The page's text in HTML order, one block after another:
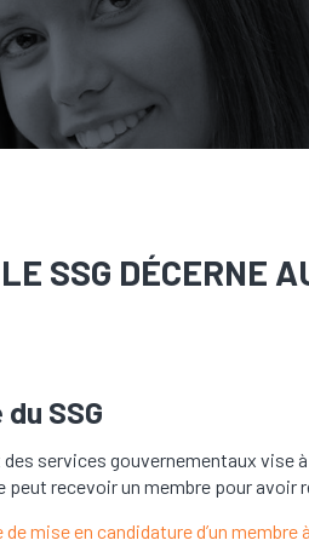
SSG DÉCERNE
SSG
services gouvernementaux vise
peut recevoir un membre pour avoir
mise en candidature d’un membre à